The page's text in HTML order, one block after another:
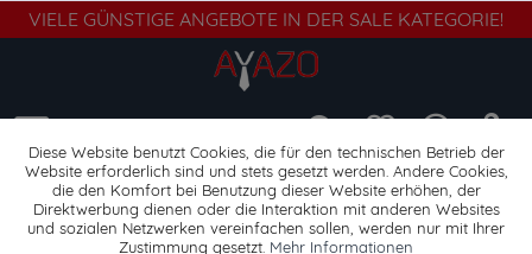
VIELE GÜNSTIGE ANGEBOTE IN DER SALE KATEGORIE!
T-Shirts print
Diese Website benutzt Cookies, die für den technischen Betrieb der
Website erforderlich sind und stets gesetzt werden. Andere Cookies,
die den Komfort bei Benutzung dieser Website erhöhen, der
Direktwerbung dienen oder die Interaktion mit anderen Websites
und sozialen Netzwerken vereinfachen sollen, werden nur mit Ihrer
Zustimmung gesetzt. Mehr Informationen